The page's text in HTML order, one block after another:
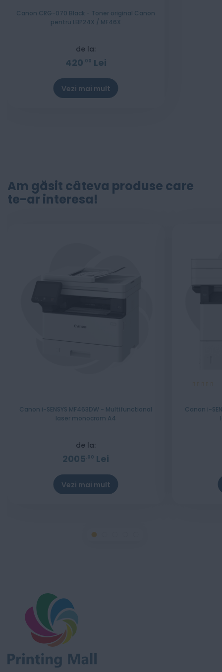
Canon CRG-070 Black - Toner original Canon
pentru LBP24X / MF46X
de la:
420 00 Lei
Vezi mai mult
Stoc epuizat
Am găsit câteva produse care
te-ar interesa!
Canon i-SENSYS MF463DW - Multifunctional
laser monocrom A4
de la:
2005 00 Lei
Vezi mai mult
Stoc epuizat
Canon i-